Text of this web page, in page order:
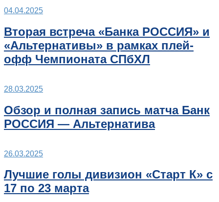
04.04.2025
Вторая встреча «Банка РОССИЯ» и
«Альтернативы» в рамках плей-
офф Чемпионата СПбХЛ
28.03.2025
Обзор и полная запись матча Банк
РОССИЯ — Альтернатива
26.03.2025
Лучшие голы дивизион «Старт К» с
17 по 23 марта